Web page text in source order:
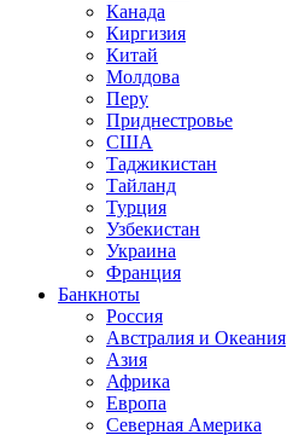
Канада
Киргизия
Китай
Молдова
Перу
Приднестровье
США
Таджикистан
Тайланд
Турция
Узбекистан
Украина
Франция
Банкноты
Россия
Австралия и Океания
Азия
Африка
Европа
Северная Америка